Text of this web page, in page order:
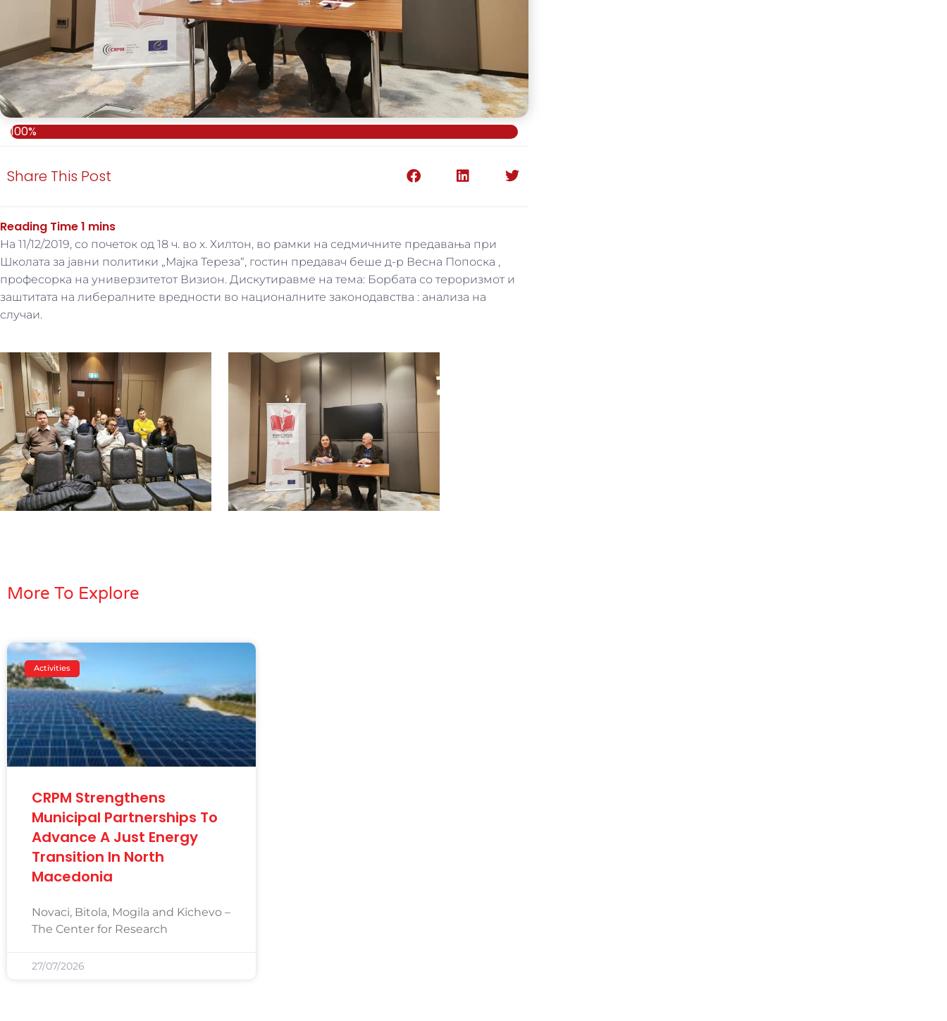
100%
Share This Post
На 11/12/2019, со почеток од 18 ч. во х. Хилтон, во рамки на седмичните предавања при
Школата за јавни политики „Мајка Тереза“, гостин предавач беше д-р Весна Попоска ,
професорка на универзитетот Визион. Дискутиравме на тeмa: Борбата со тероризмот и
заштитата на либералните вредности во националните законодавства : анализа на
случаи.
More To Explore
Activities
CRPM Strengthens
Municipal Partnerships To
Advance A Just Energy
Transition In North
Macedonia
Novaci, Bitola, Mogila and Kichevo –
The Center for Research
27/07/2026